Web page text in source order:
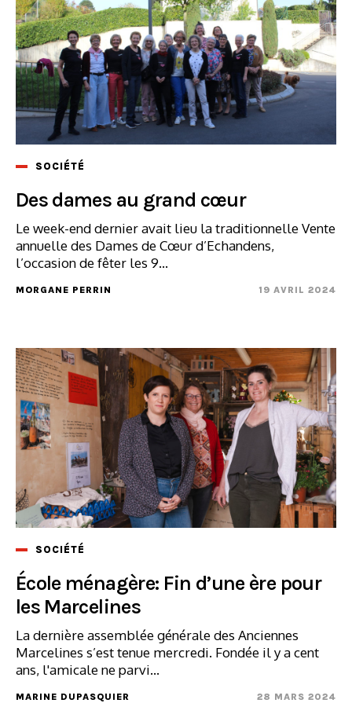
SOCIÉTÉ
Des dames au grand cœur
Le week-end dernier avait lieu la traditionnelle Vente
annuelle des Dames de Cœur d’Echandens,
l’occasion de fêter les 9...
MORGANE PERRIN 19 AVRIL 2024
SOCIÉTÉ
École ménagère: Fin d’une ère pour
les Marcelines
La dernière assemblée générale des Anciennes
Marcelines s’est tenue mercredi. Fondée il y a cent
ans, l'amicale ne parvi...
MARINE DUPASQUIER 28 MARS 2024